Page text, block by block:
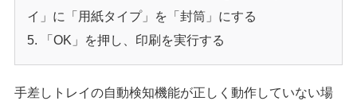
イ」に「用紙タイプ」を「封筒」にする
「OK」を押し、印刷を実行する
手差しトレイの自動検知機能が正しく動作していない場